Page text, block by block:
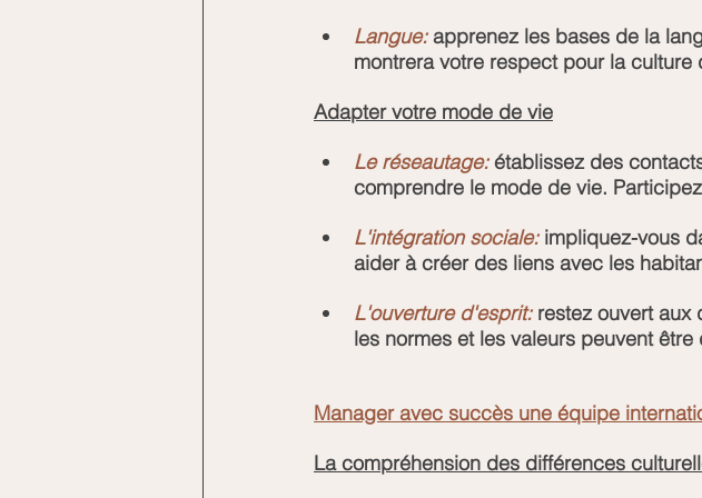
Langue: apprenez les bases de la
montrera votre respect pour la culture
Adapter votre mode de vie
Le réseautage: établissez des
comprendre le mode de vie.
L'intégration sociale: impliquez-vous
aider à créer des liens avec les
L'ouverture d'esprit: restez ouvert aux
les normes et les valeurs peuvent
Manager avec succès une équipe
La compréhension des différences